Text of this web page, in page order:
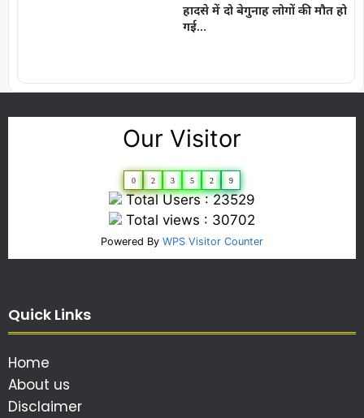
हादसे में दो बेगुनाह लोगों की मौत हो
गई…
Our Visitor
0 2 3 5 2 9
Total Users : 23529
Total views : 30702
Powered By WPS Visitor Counter
Quick Links
Home
About us
Disclaimer